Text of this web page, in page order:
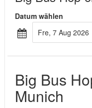
Datum wählen
Fre, 7 Aug 2026
Big Bus
Munich